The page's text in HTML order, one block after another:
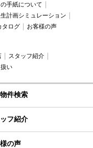
手紙について
計画シミュレーション
タログ お客様の声
スタッフ紹介
い
件検索
フ紹介
の声